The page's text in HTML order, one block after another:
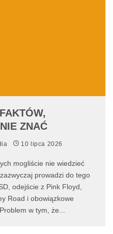
ZNAĆ
10 lipca 2026
mogliście nie wiedzieć
prowadzi do tego
odejście z Pink Floyd,
Road i obowiązkowe
w tym, że...